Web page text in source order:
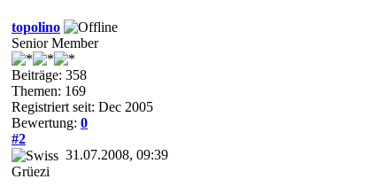
topolino
Senior Member
Beiträge: 358
Themen: 169
Registriert seit: Dec 2005
Bewertung: 0
#2
31.07.2008, 09:39
Grüezi